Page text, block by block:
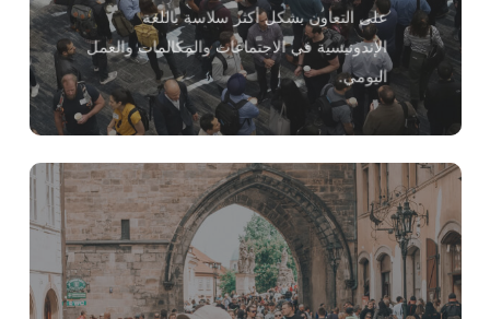
على التعاون بشكل أكثر سلاسة باللغة
الإندونيسية في الاجتماعات والمكالمات والعمل
اليومي.